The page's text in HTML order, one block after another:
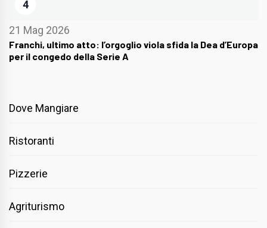
4
21 Mag 2026
Franchi, ultimo atto: l’orgoglio viola sfida la Dea d’Europa
per il congedo della Serie A
Dove Mangiare
Ristoranti
Pizzerie
Agriturismo